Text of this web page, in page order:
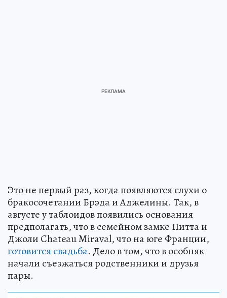
Это не первый раз, когда появляются слухи о
бракосочетании Брэда и Аджелины. Так, в
августе у таблоидов появились основания
предполагать, что в семейном замке Питта и
Джоли Chateau Miraval, что на юге Франции,
готовится свадьба. Дело в том, что в особняк
начали съезжаться родственники и друзья
пары.